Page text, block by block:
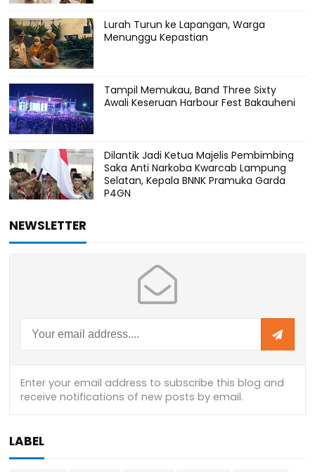
Lurah Turun ke Lapangan, Warga
Menunggu Kepastian
Tampil Memukau, Band Three Sixty
Awali Keseruan Harbour Fest Bakauheni
Dilantik Jadi Ketua Majelis Pembimbing
Saka Anti Narkoba Kwarcab Lampung
Selatan, Kepala BNNK Pramuka Garda
P4GN
NEWSLETTER
LABEL